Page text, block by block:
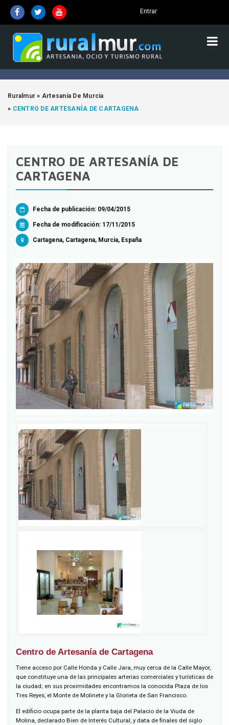
Entrar
Ruralmur » Artesanía De Murcia
» CENTRO DE ARTESANÍA DE CARTAGENA
CENTRO DE ARTESANÍA DE
CARTAGENA
Fecha de publicación: 09/04/2015
Fecha de modificación: 17/11/2015
Cartagena, Cartagena, Murcia, España
Centro de Artesanía de Cartagena
Tiene acceso por Calle Honda y Calle Jara, muy cerca de la Calle Mayor,
que constituye una de las principales arterias comerciales y turísticas de
la ciudad; en sus proximidades encontramos la conocida Plaza de los
Tres Reyes, el Monte de Molinete y la Glorieta de San Francisco.
El edificio ocupa parte de la planta baja del Palacio de la Viuda de
Molina, declarado Bien de Interés Cultural, y data de finales del siglo